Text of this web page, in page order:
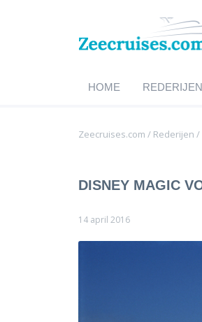
HOME REDERIJEN
Zeecruises.com / Rederijen /
DISNEY MAGIC
14 april 2016